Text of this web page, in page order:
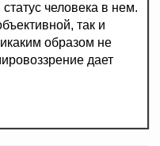
человека в нем.
так и
образом не
дает